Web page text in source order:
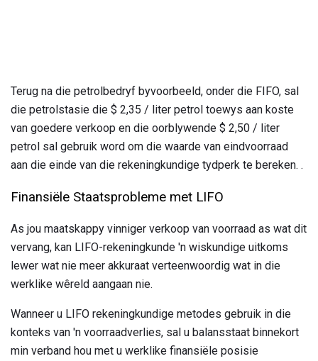
Terug na die petrolbedryf byvoorbeeld, onder die FIFO, sal
die petrolstasie die $ 2,35 / liter petrol toewys aan koste
van goedere verkoop en die oorblywende $ 2,50 / liter
petrol sal gebruik word om die waarde van eindvoorraad
aan die einde van die rekeningkundige tydperk te bereken. .
Finansiële Staatsprobleme met LIFO
As jou maatskappy vinniger verkoop van voorraad as wat dit
vervang, kan LIFO-rekeningkunde 'n wiskundige uitkoms
lewer wat nie meer akkuraat verteenwoordig wat in die
werklike wêreld aangaan nie.
Wanneer u LIFO rekeningkundige metodes gebruik in die
konteks van 'n voorraadverlies, sal u balansstaat binnekort
min verband hou met u werklike finansiële posisie